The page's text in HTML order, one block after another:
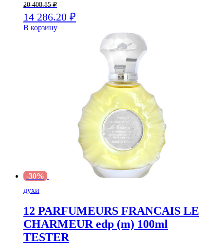
20 408.85₽
14 286.20 ₽
В корзину
-30%
духи
12 PARFUMEURS FRANCAIS LE
CHARMEUR edp (m) 100ml
TESTER